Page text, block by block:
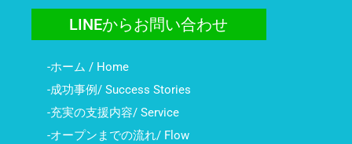
LINEからお問い合わせ
-ホーム / Home
-成功事例/ Success Stories
-充実の支援内容/ Service
-オープンまでの流れ/ Flow